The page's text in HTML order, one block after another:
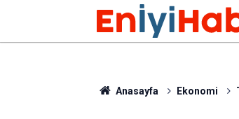
Anasayfa Ekonomi